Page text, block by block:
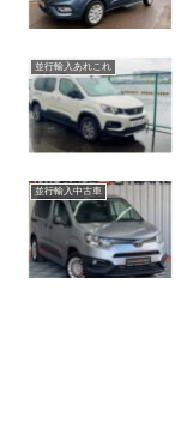
並行輸入あれこれ
並行輸入中古車